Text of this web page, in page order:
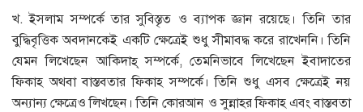
খ. ইসলাম সম্পর্কে তার সুবিস্তৃত ও ব্যাপক জ্ঞান রয়েছে। তিনি তার
বুদ্ধিবৃত্তিক অবদানকেই একটি ক্ষেত্রেই শুধু সীমাবদ্ধ করে রাখেননি। তিনি
যেমন লিখেছেন আকিদাহ্‌ সম্পর্কে, তেমনিভাবে লিখেছেন ইবাদাতের
ফিকাহ অথবা বাস্তবতার ফিকাহ সম্পর্কে। তিনি শুধু এসব ক্ষেত্রেই নয়
অন্যান্য ক্ষেত্রেও লিখছেন। তিনি কোরআন ও সুন্নাহর ফিকাহ এবং বাস্তবতা